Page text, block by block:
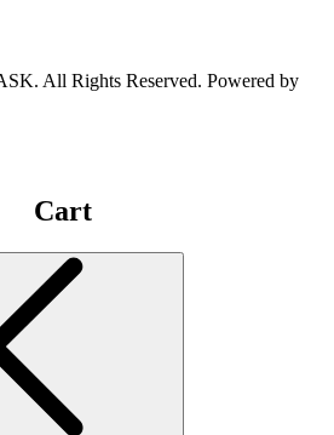
All Rights Reserved. Powered by
Cart